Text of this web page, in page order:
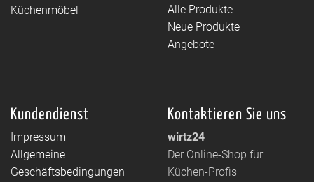
Küchenmöbel
Alle Produkte
Neue Produkte
Angebote
Kundendienst
Impressum
Allgemeine
Geschäftsbedingungen
Kontaktieren Sie uns
wirtz24
Der Online-Shop für
Küchen-Profis